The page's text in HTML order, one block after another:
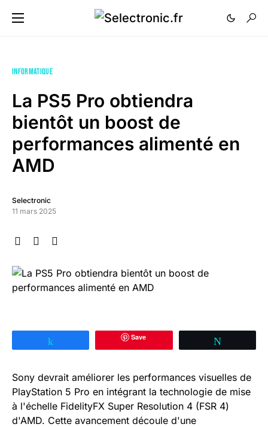
INFORMATIQUE
La PS5 Pro obtiendra
bientôt un boost de
performances alimenté en
AMD
Selectronic
11 mars 2025
Save
Sony devrait améliorer les performances visuelles de
PlayStation 5 Pro en intégrant la technologie de mise
à l'échelle FidelityFX Super Resolution 4 (FSR 4)
d'AMD. Cette avancement découle d'une